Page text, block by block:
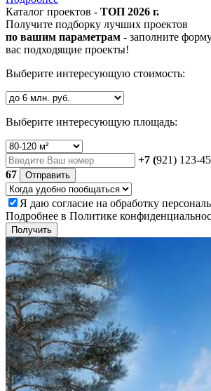
Каталог проектов - ТОП 2026 г.
Получите подборку лучших проектов
по вашим параметрам - заполните
вас подходящие проекты!
Выберите интересующую стоимость:
Выберите интересующую площадь:
+7 (921) 123-
67
Отправить
Я даю согласие на обработку
Подробнее в Политике
Получить